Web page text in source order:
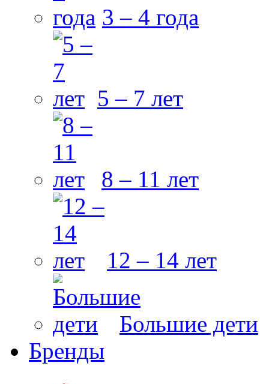
3 – 4 года
5 – 7 лет
8 – 11 лет
12 – 14 лет
Большие дети
Бренды